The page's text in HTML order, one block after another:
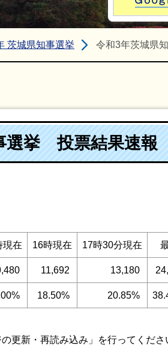
茨城県知事選挙 令和3年茨城県
選挙 投票結果速報
現在 16時現在 17時30分現在
11,692 13,180
18.50% 20.85%
更新・再読み込み」を行ってくださ